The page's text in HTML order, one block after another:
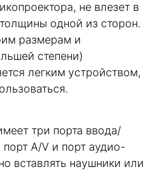
не влезет в
одной из сторон.
размерам и
степени)
легким устройством,
три порта ввода/
A/V и порт аудио-
вставлять наушники или